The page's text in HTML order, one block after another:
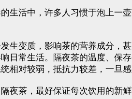
生活中，许多人习惯于泡上一
生变质，影响茶的营养成分，
日常生活。隔夜茶的温度、保
对较弱，抵抗力较差，一旦
茶，最好保证每次饮用的新